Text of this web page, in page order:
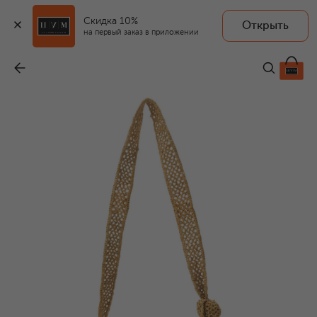
Скидка 10%
на первый заказ в приложении
Открыть
28 900 ₽